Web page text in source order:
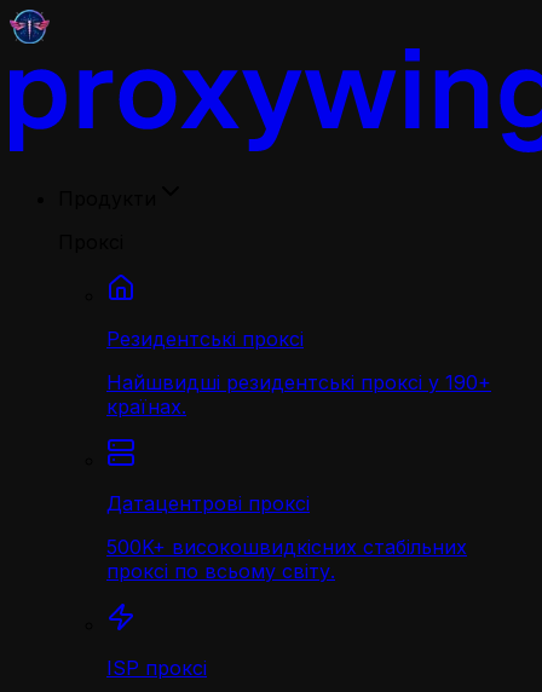
Резидентські проксі
Найшвидші резидентські проксі у 190+
країнах.
Датацентрові проксі
500K+ високошвидкісних стабільних
проксі по всьому світу.
ISP проксі